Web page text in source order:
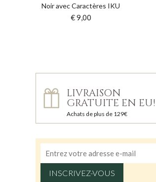
Noir avec Caractères IKU
€ 9,00
LIVRAISON
GRATUITE EN EU!
Achats de plus de 129€
INSCRIVEZ-VOUS